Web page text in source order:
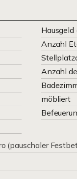
Hausgeld
Anzahl
Anzahl
möbliert
(pauschaler